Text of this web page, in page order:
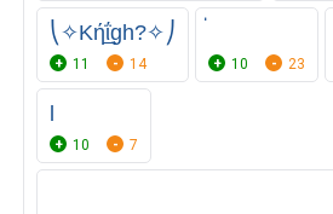
⎝✧Kή͢͢͢ΐgh?✧⎠
11 14 10 23
10 7
⠀⠀⠀⠀⠀⠀⠀⠀⠀ ⠀⠀⠀⠀⠀⠀⠀⠀⠀